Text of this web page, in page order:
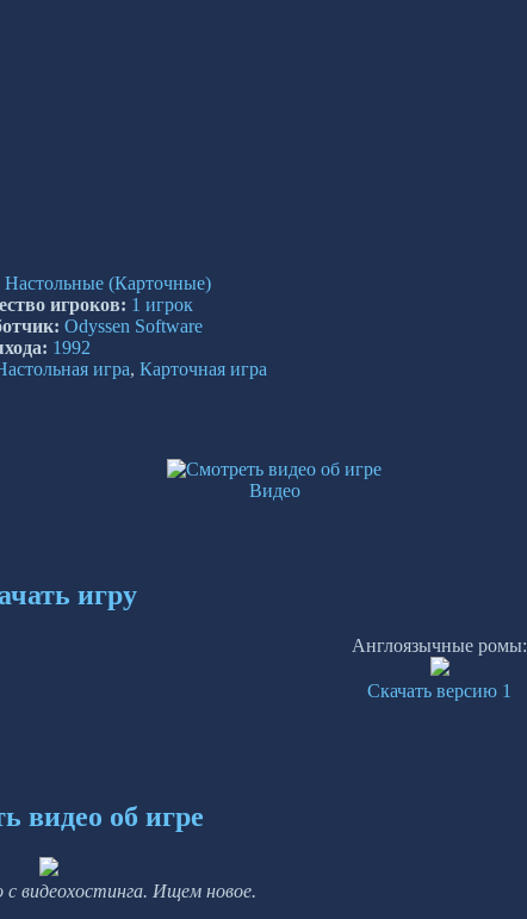
Настольные (Карточные)
игроков: 1 игрок
Odyssen Software
1992
игра, Карточная игра
Видео
игру
Англоязычные ромы:
Скачать версию 1
видео об игре
с видеохостинга. Ищем новое.